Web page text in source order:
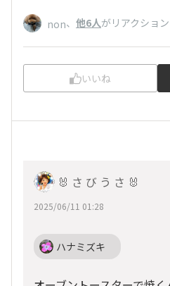
non、 他6人がリアクション
いいね
🐰 さ び う さ 🐰
2025/06/11 01:28
ハナミズキ